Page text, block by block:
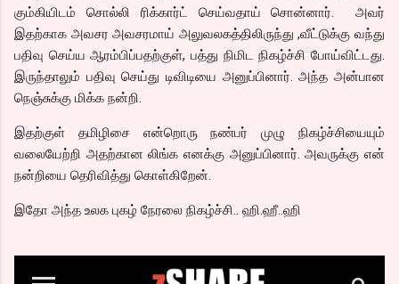
கும்கியிடம் சொல்லி ரிக்கார்ட் செய்வதாய் சொன்னார். அவர்
இதற்காக அவசர அவசரமாய் அலுவலகத்திலிருந்து ,வீட்டுக்கு வந்து
பதிவு செய்ய ஆரம்பிப்பதற்குள், பத்து நிமிட நிகழ்ச்சி போய்விட்டது.
இருந்தாலும் பதிவு செய்து டிவிடியை அனுப்பினார். அந்த அன்பான
நெஞ்சுக்கு மிக்க நன்றி.
இதற்குள் தமிழிசை என்றொரு நண்பர் முழு நிகழ்ச்சியையும்
வலையேற்றி அதற்கான லிங்க எனக்கு அனுப்பினார். அவருக்கு என்
நன்றியை தெரிவித்து கொள்கிறேன்.
இதோ அந்த உலக புகழ் நேரலை நிகழ்ச்சி.. ஹி.ஹீ..ஹி